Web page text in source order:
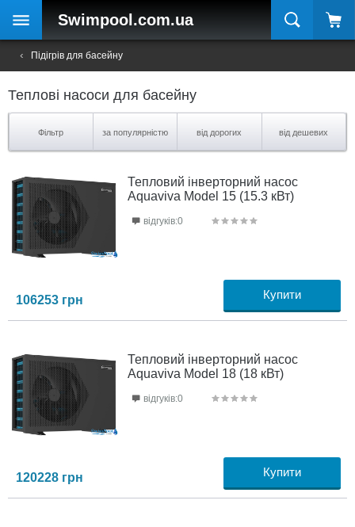
Swimpool .com.ua
Підігрів для басейну
Теплові насоси для басейну
Фільтр за популярністю від дорогих від дешевих
Тепловий інверторний насос
Aquaviva Model 15 (15.3 кВт)
106253 грн Купити
відгуків:0
Тепловий інверторний насос
Aquaviva Model 18 (18 кВт)
120228 грн Купити
відгуків:0